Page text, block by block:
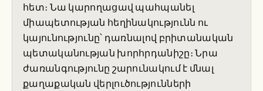
հետ։ Նա կարողացավ պահպանել
միապետության հեղինակությունն ու
կայունությունը՝ դառնալով բրիտանական
պետականության խորհրդանիշը։ Նրա
ժառանգությունը շարունակում է մնալ
քաղաքական վերլուծությունների